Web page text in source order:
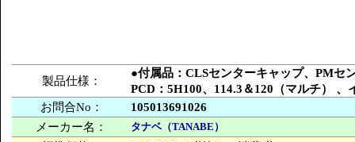
製品仕様：
●付属品：CLSセンターキャップ、PM
PCD：5H100、114.3＆120（マルチ） 、
お問合No：
105013691026
メーカー名：
タナベ（TANABE）